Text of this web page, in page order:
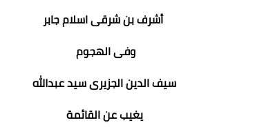
أشرف بن شرقى اسلام جابر
وفى الهجوم
سيف الدين الجزيرى سيد عبدالله
يغيب عن القائمة